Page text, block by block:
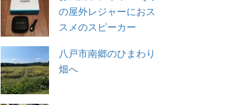
の屋外レジャーにおス
スメのスピーカー
八戸市南郷のひまわり
畑へ